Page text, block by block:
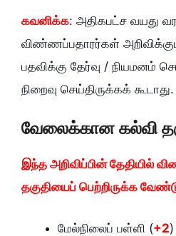
கவனிக்க: அதிகபட்ச வயது
விண்ணப்பதாரர்கள்
பதவிக்கு தேர்வு / நியமனம்
நிறைவு செய்திருக்கக் கூடாது.
வேலைக்கான கல்வி
இந்த அறிவிப்பின் தேதியில்
தகுதியைப் பெற்றிருக்க
மேல்நிலைப் பள்ளி (+2